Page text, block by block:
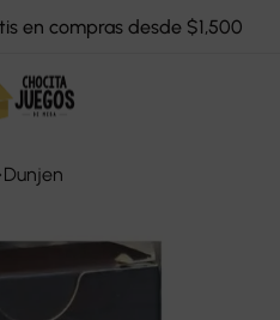
en compras desde $1,500
Dunjen